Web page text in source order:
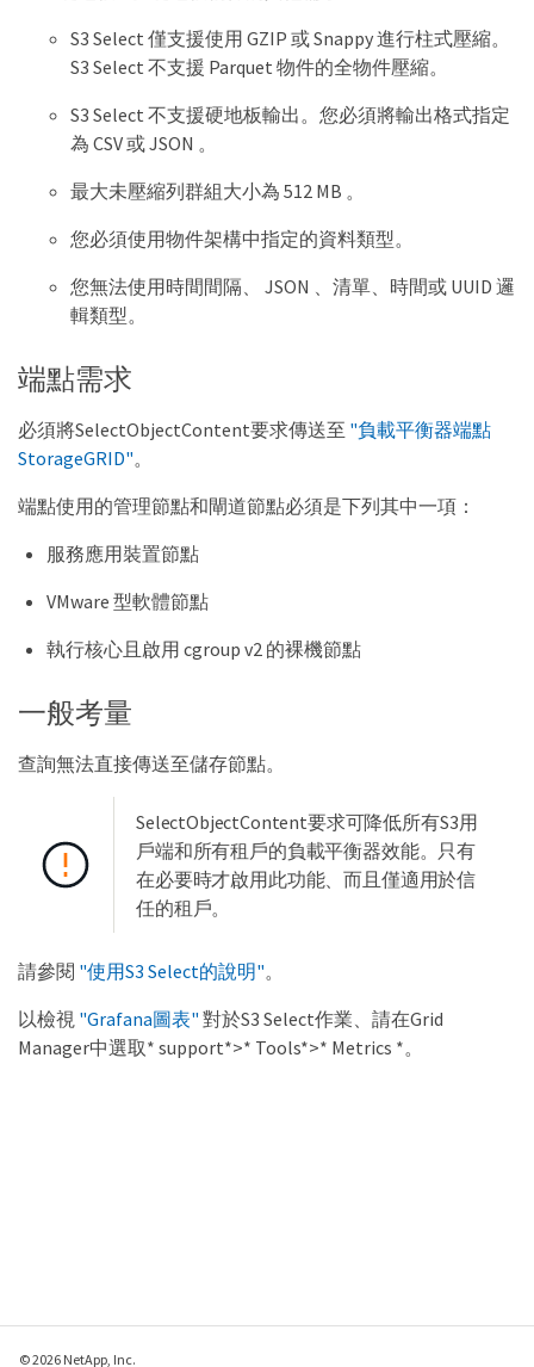
S3 Select 僅支援使用 GZIP 或 Snappy 進行柱式壓縮。
S3 Select 不支援 Parquet 物件的全物件壓縮。
S3 Select 不支援硬地板輸出。您必須將輸出格式指定
為 CSV 或 JSON 。
最大未壓縮列群組大小為 512 MB 。
您必須使用物件架構中指定的資料類型。
您無法使用時間間隔、 JSON 、清單、時間或 UUID 邏
輯類型。
端點需求
必須將SelectObjectContent要求傳送至 "負載平衡器端點
StorageGRID"。
端點使用的管理節點和閘道節點必須是下列其中一項：
服務應用裝置節點
VMware 型軟體節點
執行核心且啟用 cgroup v2 的裸機節點
一般考量
查詢無法直接傳送至儲存節點。
SelectObjectContent要求可降低所有S3用
戶端和所有租戶的負載平衡器效能。只有
在必要時才啟用此功能、而且僅適用於信
任的租戶。
請參閱 "使用S3 Select的說明"。
以檢視 "Grafana圖表" 對於S3 Select作業、請在Grid
Manager中選取* support*>* Tools*>* Metrics *。
© 2026 NetApp, Inc.